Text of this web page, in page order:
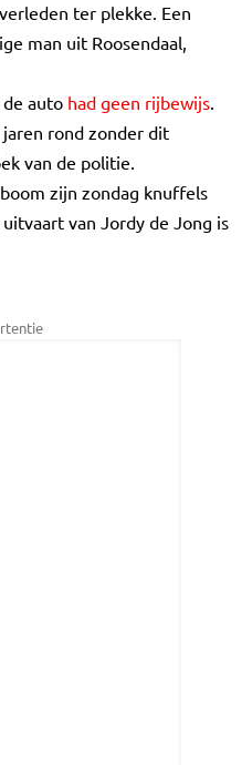
ter plekke. Een
man uit Roosendaal,
auto had geen rijbewijs.
rond zonder dit
van de politie.
zijn zondag knuffels
van Jordy de Jong is